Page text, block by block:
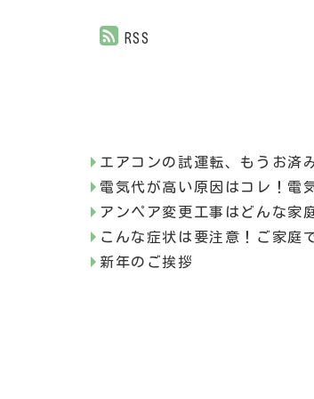
RSS
エアコンの試運転、もうお済
電気代が高い原因はコレ！電
アンペア変更工事はどんな家
こんな症状は要注意！ご家庭
新年のご挨拶